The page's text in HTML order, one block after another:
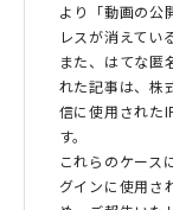
より「動画の公
レスが消えてい
また、はてな匿
れた記事は、株
信に使用された
す。
これらのケース
グインに使用さ